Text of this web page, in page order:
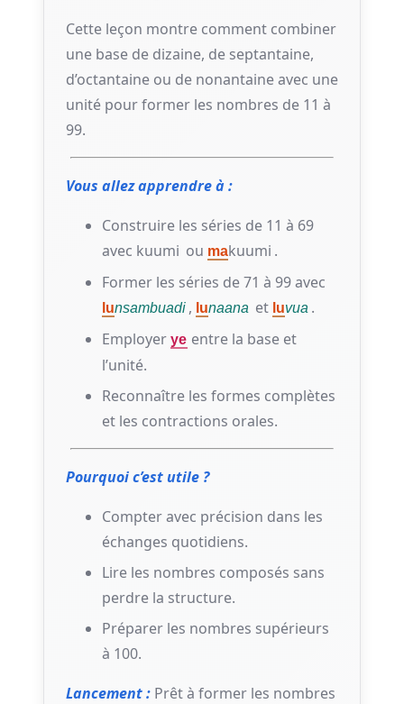
Cette leçon montre comment combiner
une base de dizaine, de septantaine,
d’octantaine ou de nonantaine avec une
unité pour former les nombres de 11 à
99.
Vous allez apprendre à :
Construire les séries de 11 à 69
avec kuumi ou makuumi .
Former les séries de 71 à 99 avec
lunsambuadi , lunaana et luvua .
Employer ye entre la base et
l’unité.
Reconnaître les formes complètes
et les contractions orales.
Pourquoi c’est utile ?
Compter avec précision dans les
échanges quotidiens.
Lire les nombres composés sans
perdre la structure.
Préparer les nombres supérieurs
à 100.
Lancement : Prêt à former les nombres